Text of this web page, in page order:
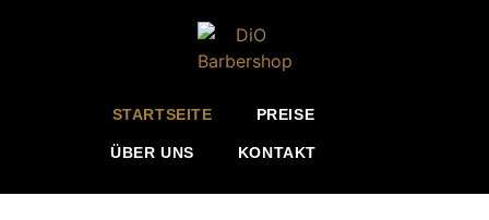
STARTSEITE PREISE
ÜBER UNS KONTAKT